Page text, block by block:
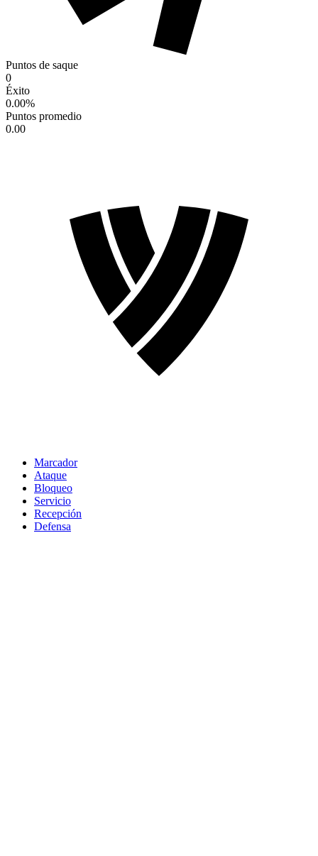
Puntos de saque
0
Éxito
0.00%
Puntos promedio
0.00
Marcador
Ataque
Bloqueo
Servicio
Recepción
Defensa